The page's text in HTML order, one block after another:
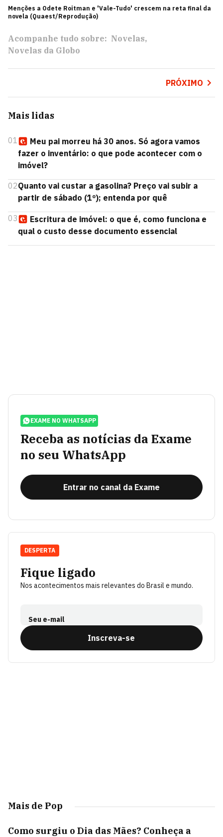
Menções a Odete Roitman e 'Vale-Tudo' crescem na reta final da
novela (Quaest/Reprodução)
Acompanhe tudo sobre: Novelas
Novelas da Globo
PRÓXIMO
Mais lidas
01
Meu pai morreu há 30 anos. Só agora vamos
fazer o inventário: o que pode acontecer com o
imóvel?
02Quanto vai custar a gasolina? Preço vai subir a
partir de sábado (1º); entenda por quê
03
Escritura de imóvel: o que é, como funciona e
qual o custo desse documento essencial
EXAME NO WHATSAPP
Receba as notícias da Exame
no seu WhatsApp
Entrar no canal da Exame
Fique ligado
Nos acontecimentos mais relevantes do Brasil e mundo.
Seu e-mail
Inscreva-se
DESPERTA
Mais de Pop
Como surgiu o Dia das Mães? Conheça a